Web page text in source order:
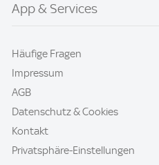
App & Services
Häufige Fragen
Impressum
AGB
Datenschutz & Cookies
Kontakt
Privatsphäre-Einstellungen